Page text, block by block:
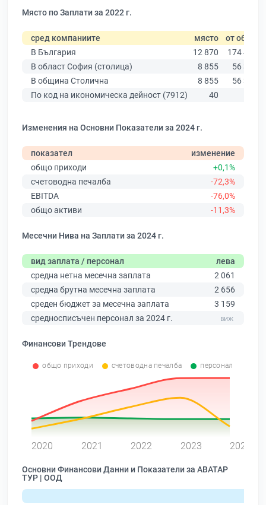
Място по Заплати за 2022 г.
сред компаниите място от общо
В България
12 870
174 403
В област София (столица)
8 855
56 378
В община Столична
8 855
56 378
По код на икономическа дейност (7912)
40
Изменения на Основни Показатели за 2024 г.
показател
изменение
общо приходи
+0,1%
счетоводна печалба
-72,3%
EBITDA
-76,0%
общо активи
-11,3%
Месечни Нива на Заплати за 2024 г.
вид заплата / персонал
лева
средна нетна месечна заплата
2 061
средна брутна месечна заплата
2 656
среден бюджет за месечна заплата
3 159
средносписъчен персонал за 2024 г.
Финансови Трендове
общо приходи счетоводна печалба персонал
2020 2021 2022 2023 2024
Основни Финансови Данни и Показатели за АВАТАР
ТУР | ООД